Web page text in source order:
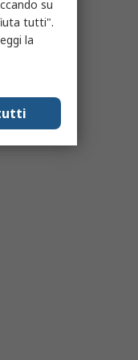
su
tutti".
la